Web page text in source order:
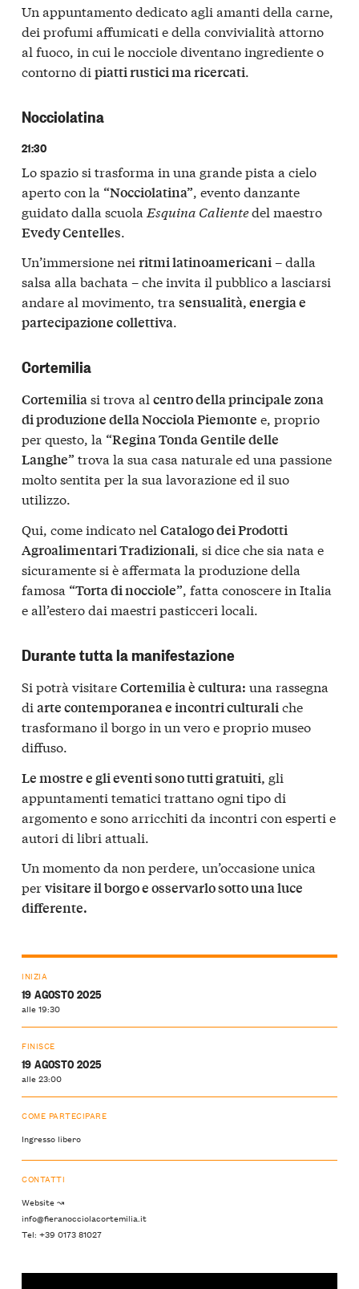
Un appuntamento dedicato agli amanti della carne,
dei profumi affumicati e della convivialità attorno
al fuoco, in cui le nocciole diventano ingrediente o
contorno di piatti rustici ma ricercati.
Nocciolatina
21:30
Lo spazio si trasforma in una grande pista a cielo
aperto con la “Nocciolatina”, evento danzante
guidato dalla scuola Esquina Calientedel maestro
Evedy Centelles.
Un’immersione nei ritmi latinoamericani– dalla
salsa alla bachata – che invita il pubblico a lasciarsi
andare al movimento, tra sensualità, energia e
partecipazione collettiva.
Cortemilia
Cortemiliasi trova al centro della principale zona
di produzione della Nocciola Piemonte e, proprio
per questo, la “Regina Tonda Gentile delle
Langhe” trova la sua casa naturale ed una passione
molto sentita per la sua lavorazione ed il suo
utilizzo.
Qui, come indicato nel Catalogo dei Prodotti
Agroalimentari Tradizionali, si dice che sia nata e
sicuramente si è affermata la produzione della
famosa “Torta di nocciole”, fatta conoscere in Italia
e all’estero dai maestri pasticceri locali.
Durante tutta la manifestazione
Si potrà visitareCortemilia è cultura: una rassegna
di arte contemporanea e incontri culturaliche
trasformano il borgo in un vero e proprio museo
diffuso.
Le mostre e gli eventi sono tutti gratuiti, gli
appuntamenti tematici trattano ogni tipo di
argomento e sono arricchiti da incontri con esperti e
autori di libri attuali.
Un momento da non perdere, un’occasione unica
pervisitare il borgo e osservarlo sotto una luce
differente.
INIZIA
19 AGOSTO 2025
alle 19:30
FINISCE
19 AGOSTO 2025
alle 23:00
COME PARTECIPARE
Ingresso libero
CONTATTI
Website ↝
info@fieranocciolacortemilia.it
Tel: +39 0173 81027